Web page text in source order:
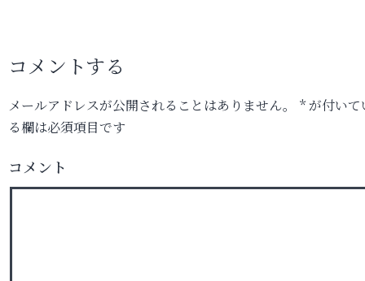
コメントする
メールアドレスが公開されることはありません。 *が付いて
る欄は必須項目です
コメント